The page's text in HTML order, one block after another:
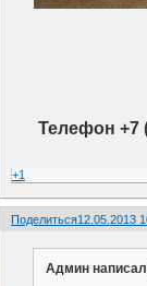
Телефон +7
+1
Поделиться12.05.2013
Админ